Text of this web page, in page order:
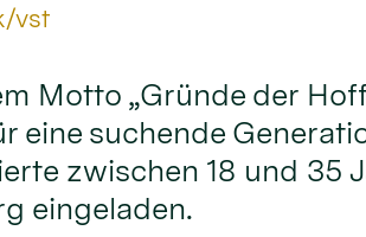
vst
Motto „Gründe der
eine suchende
zwischen 18 und 35
eingeladen.